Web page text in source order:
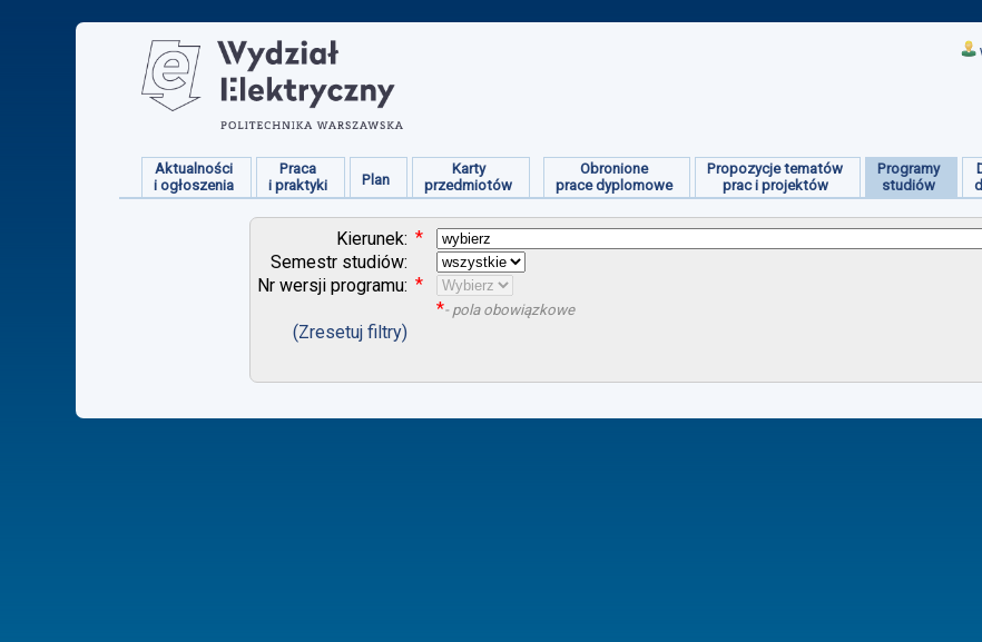
Aktualności
i ogłoszenia
Praca
i praktyki
Plan
Karty
przedmiotów
Obronione
prace dyplomowe
Propozycje tematów
prac i projektów
Programy
studiów
Kierunek: *
Semestr studiów:
Nr wersji programu: *
*- pola obowiązkowe
(Zresetuj filtry)